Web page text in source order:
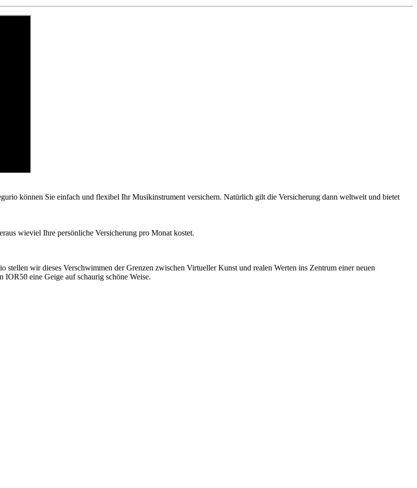
können Sie einfach und flexibel Ihr Musikinstrument versichern. Natürlich gilt die Versicherung dann weltweit und bietet
wieviel Ihre persönliche Versicherung pro Monat kostet.
wir dieses Verschwimmen der Grenzen zwischen Virtueller Kunst und realen Werten ins Zentrum einer neuen
eine Geige auf schaurig schöne Weise.